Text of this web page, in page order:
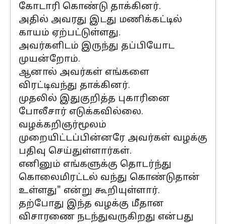
கோடாரி கொண்டு தாக்கினர்.
அதில் அவரது இடது மணிக்கட்டில்
காயம் ஏற்பட்டுள்ளது.
அவர்களிடம் இருந்து தப்பியோட
முயன்றோம்.
ஆனால் அவர்கள் எங்களை
விரட்டிவந்து தாக்கினர்.
முதலில் இதுகுறித்த புகாரினை
போலீசார் எடுக்கவில்லை.
வழக்கறிஞர்மூலம்
முறையிட்டப்பின்னரே அவர்கள் வழக்கு
பதிவு செய்துள்ளார்கள்.
எனினும் எங்களுக்கு தொடர்ந்து
கொலைமிரட்டல் வந்து கொண்டுதான்
உள்ளது" என்று கூறியுள்ளார்.
தற்போது இந்த வழக்கு மீதான
விசாரணை நடந்துவருகிறது என்பது